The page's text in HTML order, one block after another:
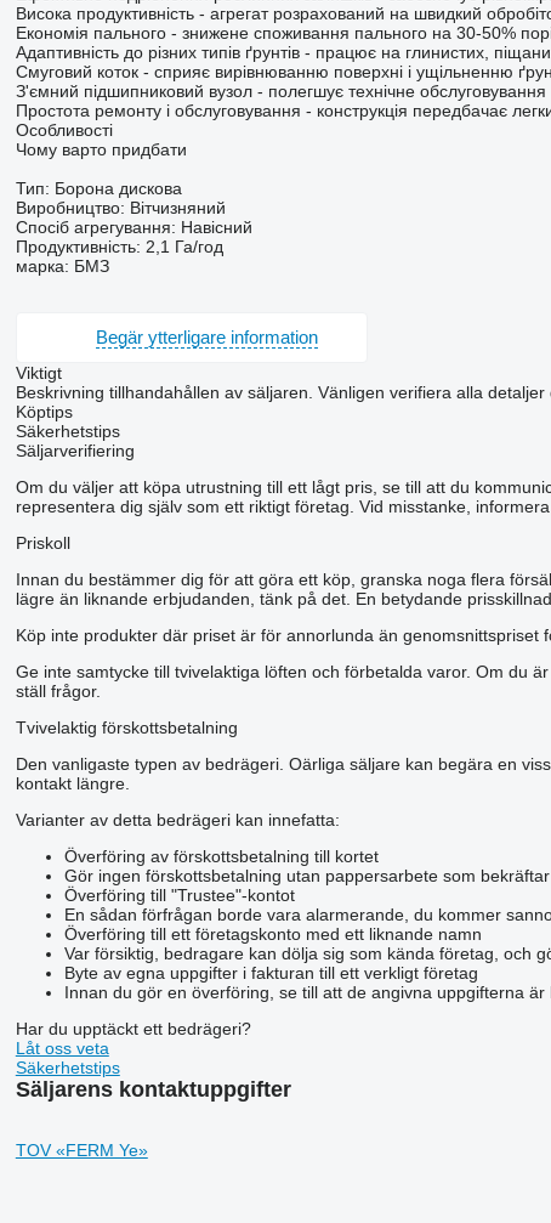
Висока продуктивність - агрегат розрахований на швидкий
Економія пального - знижене споживання пального на 30-50%
Адаптивність до різних типів ґрунтів - працює на глинистих,
Смуговий коток - сприяє вирівнюванню поверхні і ущільненню
З'ємний підшипниковий вузол - полегшує технічне обслуговування
Простота ремонту і обслуговування - конструкція передбачає
Особливості
Чому варто придбати
Тип: Борона дискова
Виробництво: Вітчизняний
Спосіб агрегування: Навісний
Продуктивність: 2,1 Га/год
марка: БМЗ
Begär ytterligare information
Viktigt
Beskrivning tillhandahållen av säljaren. Vänligen verifiera alla detaljer
Köptips
Säkerhetstips
Säljarverifiering
Om du väljer att köpa utrustning till ett lågt pris, se till att du
representera dig själv som ett riktigt företag. Vid misstanke,
Priskoll
Innan du bestämmer dig för att göra ett köp, granska noga flera
lägre än liknande erbjudanden, tänk på det. En betydande
Köp inte produkter där priset är för annorlunda än genomsnittspriset
Ge inte samtycke till tvivelaktiga löften och förbetalda varor. Om du
ställ frågor.
Tvivelaktig förskottsbetalning
Den vanligaste typen av bedrägeri. Oärliga säljare kan begära en
kontakt längre.
Varianter av detta bedrägeri kan innefatta:
Överföring av förskottsbetalning till kortet
Gör ingen förskottsbetalning utan pappersarbete som
Överföring till "Trustee"-kontot
En sådan förfrågan borde vara alarmerande, du kommer
Överföring till ett företagskonto med ett liknande namn
Var försiktig, bedragare kan dölja sig som kända företag, och
Byte av egna uppgifter i fakturan till ett verkligt företag
Innan du gör en överföring, se till att de angivna uppgifterna
Har du upptäckt ett bedrägeri?
Låt oss veta
Säkerhetstips
Säljarens kontaktuppgifter
TOV «FERM Ye»